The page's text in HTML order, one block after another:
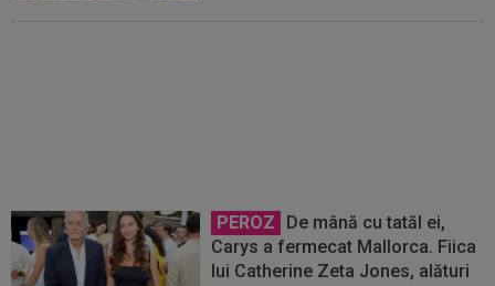
PEROZ
De mână cu tatăl ei,
Carys a fermecat Mallorca. Fiica
lui Catherine Zeta Jones, alături